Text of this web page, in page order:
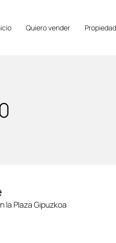
Quiero vender
la Plaza Gipuzkoa